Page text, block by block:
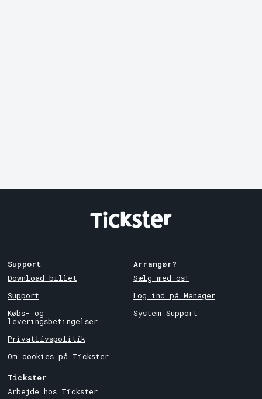
Support
Download billet
Support
Købs- og
leveringsbetingelser
Privatlivspolitik
Om cookies på Tickster
Arrangør?
Sælg med os!
Log ind på Manager
System Support
Tickster
Arbejde hos Tickster